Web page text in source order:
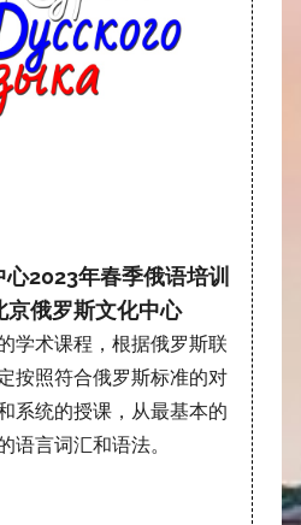
2023年春季俄语培训
京俄罗斯文化中心
学术课程，根据俄罗斯联
按照符合俄罗斯标准的对
系统的授课，从最基本的
语言词汇和语法。